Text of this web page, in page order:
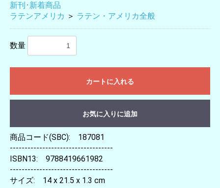
新刊･新着商品
ラテンアメリカ ＞ ラテン・アメリカ全般
数量
カートに入れる
お気に入りに追加
商品コード(SBC): 187081
-----------------------------------
ISBN13: 9788419661982
-----------------------------------
サイズ: 14 x 21.5 x 1.3 cm